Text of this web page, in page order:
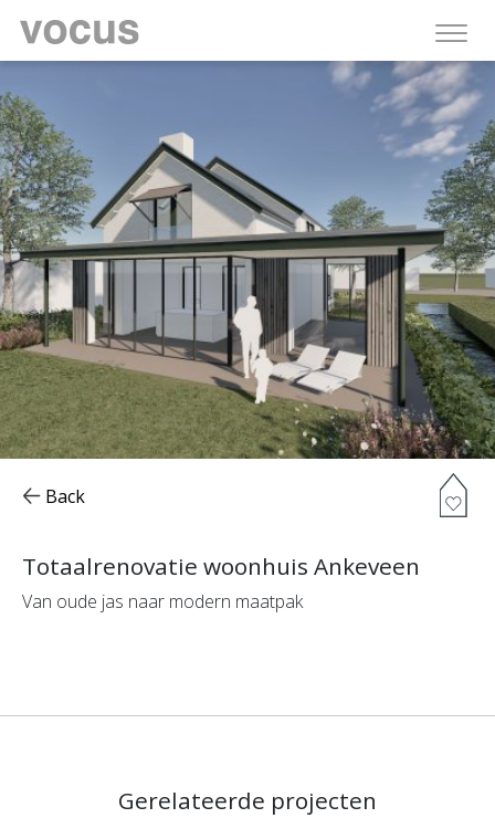
Totaalrenovatie woonhuis Ankeveen
Van oude jas naar modern maatpak
Back
Gerelateerde projecten